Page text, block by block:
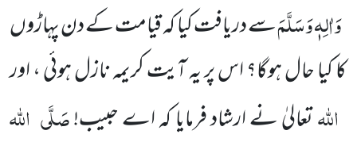
وَاٰلِہٖ وَسَلَّمَسے دریافت کیا کہ قیامت کے دن پہاڑوں
کا کیا حال ہوگا؟ اس پر یہ آیت کریمہ نازل ہوئی ، اور
اللہتعالیٰ نے ارشاد فرمایا کہ اے حبیب!صَلَّی اللہ